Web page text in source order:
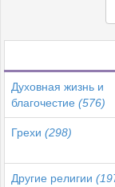
Духовная жизнь и
благочестие (576)
Грехи (298)
Другие религии